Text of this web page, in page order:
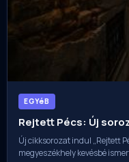
EGYéB
Rejtett Pécs: Új
Új cikksorozat indul „Rejtett
megyeszékhely kevésbé